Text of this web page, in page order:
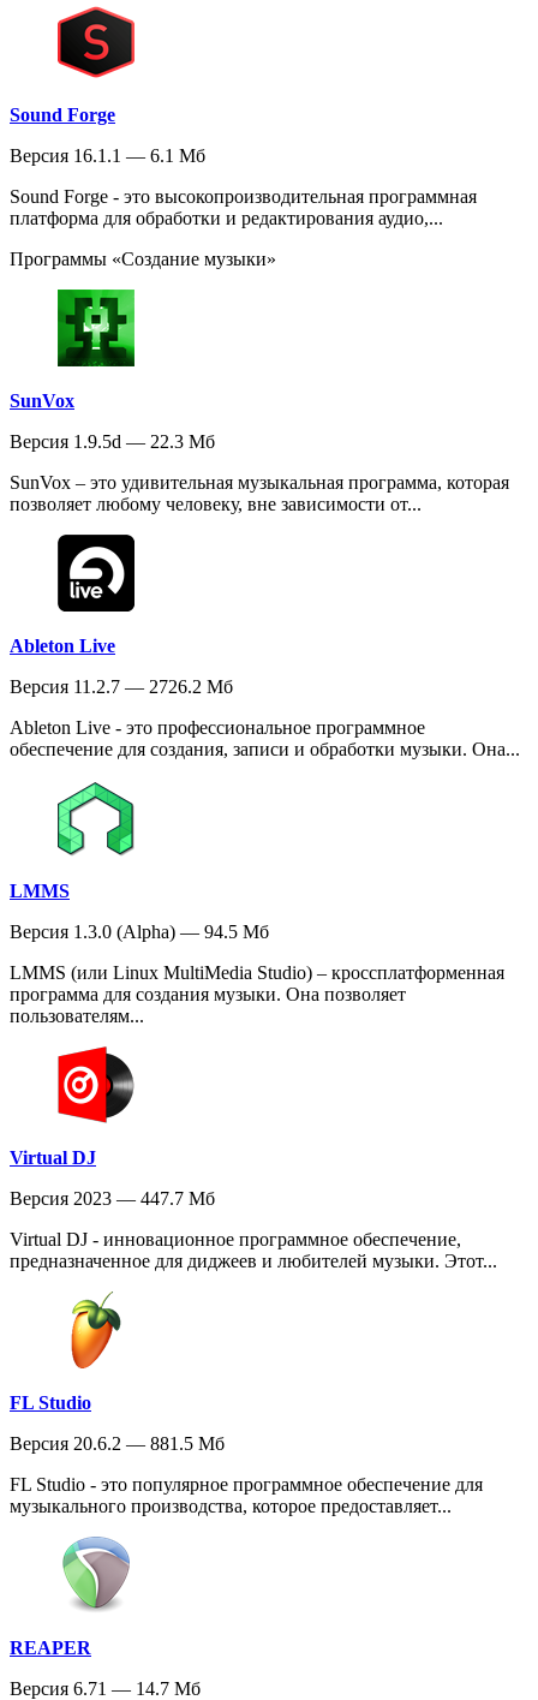
Sound Forge
Версия 16.1.1 — 6.1 Мб
Sound Forge - это высокопроизводительная программная
платформа для обработки и редактирования аудио,...
Программы «Создание музыки»
SunVox
Версия 1.9.5d — 22.3 Мб
SunVox – это удивительная музыкальная программа, которая
позволяет любому человеку, вне зависимости от...
Ableton Live
Версия 11.2.7 — 2726.2 Мб
Ableton Live - это профессиональное программное
обеспечение для создания, записи и обработки музыки. Она...
LMMS
Версия 1.3.0 (Alpha) — 94.5 Мб
LMMS (или Linux MultiMedia Studio) – кроссплатформенная
программа для создания музыки. Она позволяет
пользователям...
Virtual DJ
Версия 2023 — 447.7 Мб
Virtual DJ - инновационное программное обеспечение,
предназначенное для диджеев и любителей музыки. Этот...
FL Studio
Версия 20.6.2 — 881.5 Мб
FL Studio - это популярное программное обеспечение для
музыкального производства, которое предоставляет...
REAPER
Версия 6.71 — 14.7 Мб